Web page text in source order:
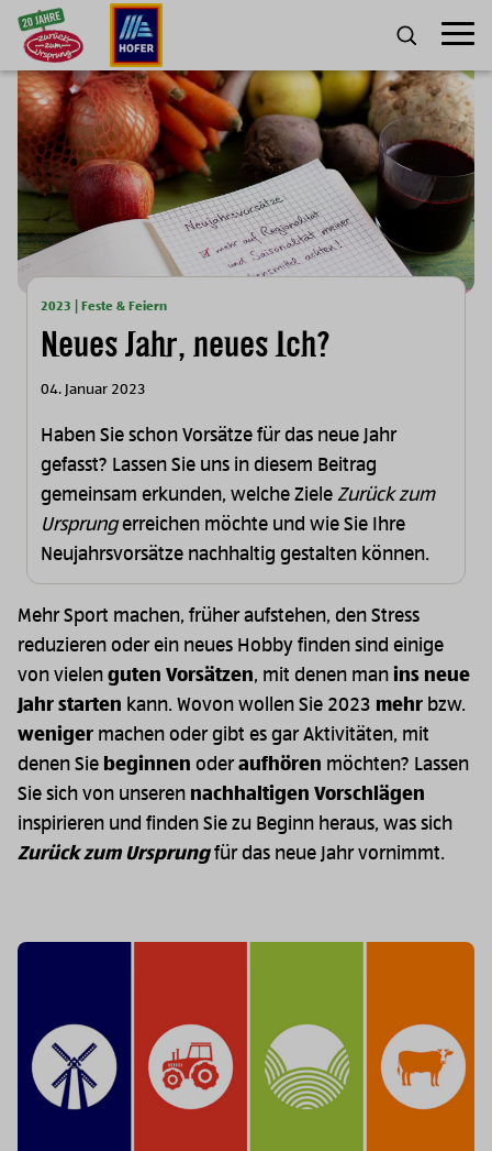
Zum Inhalt
SUCHE
2023 | Feste & Feiern
Neues Jahr, neues Ich?
04. Januar 2023
Haben Sie schon Vorsätze für das neue Jahr
gefasst? Lassen Sie uns in diesem Beitrag
gemeinsam erkunden, welche Ziele Zurück zum
Ursprungerreichen möchte und wie Sie Ihre
Neujahrsvorsätze nachhaltig gestalten können.
Mehr Sport machen, früher aufstehen, den Stress
reduzieren oder ein neues Hobby finden sind einige
von vielen guten Vorsätzen, mit denen man ins neue
Jahr starten kann. Wovon wollen Sie 2023 mehr bzw.
weniger machen oder gibt es gar Aktivitäten, mit
denen Sie beginnen oderaufhören möchten? Lassen
Sie sich von unseren nachhaltigen Vorschlägen
inspirieren und finden Sie zu Beginn heraus, was sich
Zurück zum Ursprungfür das neue Jahr vornimmt.